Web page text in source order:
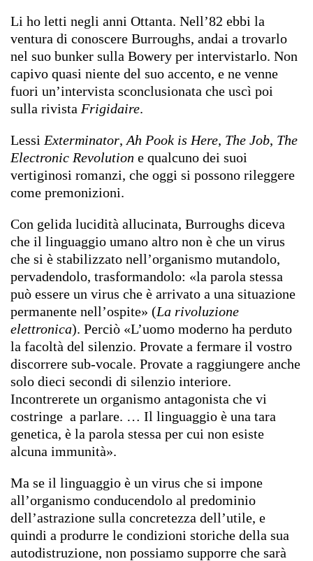
Li ho letti negli anni Ottanta. Nell’82 ebbi la
ventura di conoscere Burroughs, andai a trovarlo
nel suo bunker sulla Bowery per intervistarlo. Non
capivo quasi niente del suo accento, e ne venne
fuori un’intervista sconclusionata che uscì poi
sulla rivista Frigidaire.
Lessi Exterminator, Ah Pook is Here, The Job, The
Electronic Revolution e qualcuno dei suoi
vertiginosi romanzi, che oggi si possono rileggere
come premonizioni.
Con gelida lucidità allucinata, Burroughs diceva
che il linguaggio umano altro non è che un virus
che si è stabilizzato nell’organismo mutandolo,
pervadendolo, trasformandolo: «la parola stessa
può essere un virus che è arrivato a una situazione
permanente nell’ospite» (La rivoluzione
elettronica). Perciò «L’uomo moderno ha perduto
la facoltà del silenzio. Provate a fermare il vostro
discorrere sub-vocale. Provate a raggiungere anche
solo dieci secondi di silenzio interiore.
Incontrerete un organismo antagonista che vi
costringe a parlare. … Il linguaggio è una tara
genetica, è la parola stessa per cui non esiste
alcuna immunità».
Ma se il linguaggio è un virus che si impone
all’organismo conducendolo al predominio
dell’astrazione sulla concretezza dell’utile, e
quindi a produrre le condizioni storiche della sua
autodistruzione, non possiamo supporre che sarà